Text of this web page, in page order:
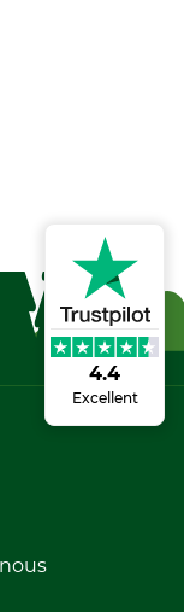
4.4
Excellent